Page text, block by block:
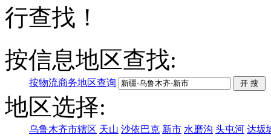
行查找！
按信息地区查找:
按物流商务地区查询
地区选择:
乌鲁木齐市辖区 天山 沙依巴克 新市 水磨沟 头屯河 达坂